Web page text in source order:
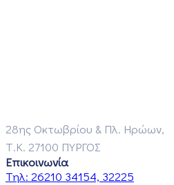
28ης Οκτωβρίου & Πλ. Ηρώων,
Τ.Κ. 27100 ΠΥΡΓΟΣ
Επικοινωνία
Τηλ: 26210 34154, 32225